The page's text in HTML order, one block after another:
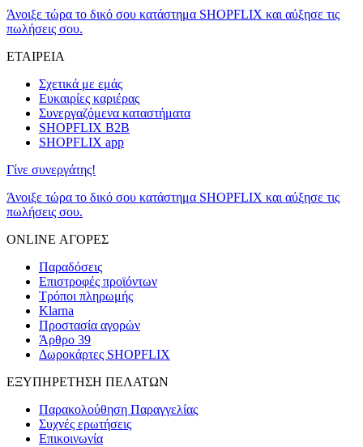
Άνοιξε τώρα το δικό σου κατάστημα SHOPFLIX και αύξησε τις
πωλήσεις σου.
ΕΤΑΙΡΕΙΑ
Σχετικά με εμάς
Ευκαιρίες καριέρας
Συνεργαζόμενα καταστήματα
SHOPFLIX B2B
SHOPFLIX app
Γίνε συνεργάτης!
Άνοιξε τώρα το δικό σου κατάστημα SHOPFLIX και αύξησε τις
πωλήσεις σου.
ONLINE ΑΓΟΡΕΣ
Παραδόσεις
Επιστροφές προϊόντων
Τρόποι πληρωμής
Klarna
Προστασία αγορών
Άρθρο 39
Δωροκάρτες SHOPFLIX
ΕΞΥΠΗΡΕΤΗΣΗ ΠΕΛΑΤΩΝ
Παρακολούθηση Παραγγελίας
Συχνές ερωτήσεις
Επικοινωνία